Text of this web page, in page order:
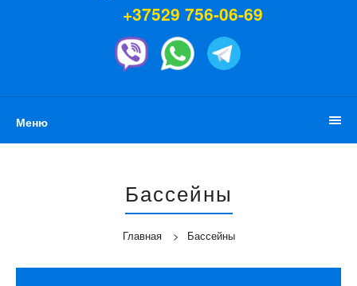
+37529 756-06-69
Меню
Бассейны
Главная Бассейны